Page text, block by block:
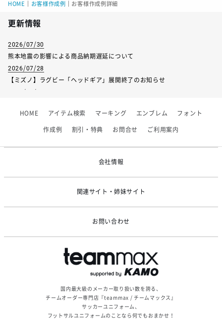
HOME お客様作成例 お客様作成例詳細
更新情報
2026/07/30
熊本地震の影響による商品納期遅延について
2026/07/28
【ミズノ】ラグビー「ヘッドギア」展開終了のお知らせ
2026/07/01
2026/06/09
【アシックス】一部商品「生地の在庫限り」廃盤のお知らせ
HOME アイテム検索 マーキング エンブレム フォント
作成例 割引・特典 お問合せ ご利用案内
会社情報
関連サイト・姉妹サイト
お問い合わせ
国内最大級のメーカー取り扱い数を誇る、
チームオーダー専門店『teammax / チームマックス』
サッカーユニフォーム、
フットサルユニフォームのことなら何でもおまかせ！